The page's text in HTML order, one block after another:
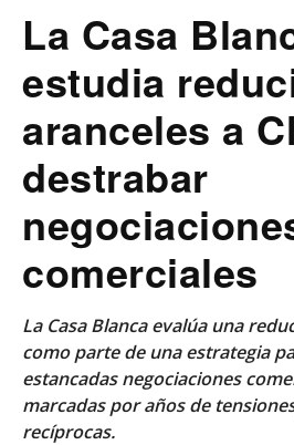
La Casa
estudia
aranceles a
destrabar
comerciales
La Casa Blanca evalúa una
como parte de una estrategia
estancadas negociaciones
marcadas por años de
recíprocas.